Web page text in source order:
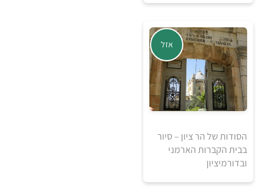
אזל מהמלאי
אזל
הסודות של הר ציון – סיור
בבית הקברות הארמני
ובדורמיציון